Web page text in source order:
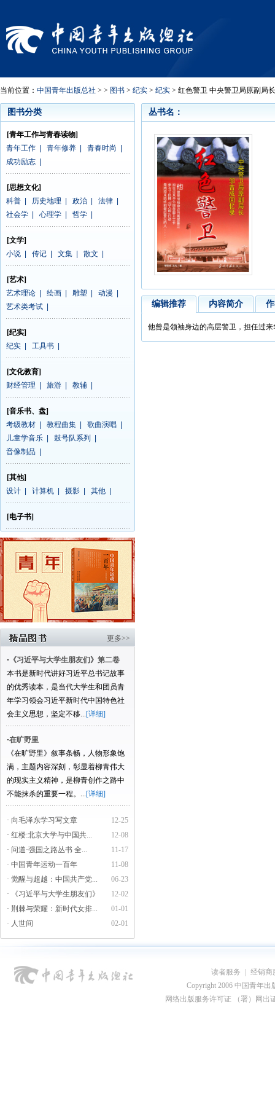
当前位置： 中国青年出版总社 > > 图书 > 纪实 > 纪实 > 红色警卫 中央警卫局原副局
图书分类
[青年工作与青春读物]
青年工作
青年修养 青春时尚
成功励志
[思想文化]
科普
历史地理 政治 法律
社会学
心理学 哲学
[文学]
小说
传记 文集 散文
[艺术]
艺术理论
绘画 雕塑 动漫
艺术类考试
[纪实]
纪实
工具书
[文化教育]
财经管理
旅游 教辅
[音乐书、盘]
考级教材
教程曲集 歌曲演唱
儿童学音乐
鼓号队系列
音像制品
[其他]
设计
计算机 摄影 其他
[电子书]
更多>>
· 《习近平与大学生朋友们》第二卷
本书是新时代讲好习近平总书记故事
的优秀读本，是当代大学生和团员青
年学习领会习近平新时代中国特色社
会主义思想，坚定不移...[详细]
·在旷野里
《在旷野里》叙事条畅，人物形象饱
满，主题内容深刻，彰显着柳青伟大
的现实主义精神，是柳青创作之路中
不能抹杀的重要一程。...[详细]
12-25
· 向毛泽东学习写文章
12-08
· 红楼:北京大学与中国共...
11-17
· 问道·强国之路丛书 全...
11-08
· 中国青年运动一百年
06-23
· 觉醒与超越：中国共产党...
12-02
· 《习近平与大学生朋友们》
01-01
· 荆棘与荣耀：新时代女排...
02-01
· 人世间
丛书名：
编辑推荐 内容简介
他曾是领袖身边的高层警卫，担任过
读者服务
经销商
Copyright 2006 中国青年出
网络出版服务许可证 （署）网出